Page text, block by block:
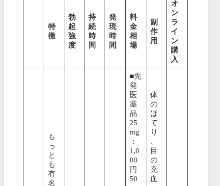
特
徴
勃
起
強
度
持
続
時
間
発
現
時
間
料
金
相
場
副
作
用
オ
ン
ラ
イ
ン
購
入
も
っ
と
も
有
名
■先
発
医
薬
品
25
mg
：
1,0
00
円
50
体
の
ほ
て
り
目
の
充
血